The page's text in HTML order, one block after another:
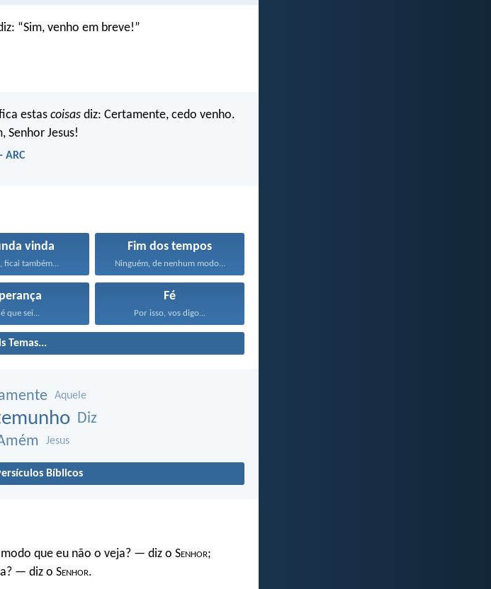
“Sim, venho em breve!”
estas coisas diz: Certamente, cedo venho.
Senhor Jesus!
ARC
vinda
ficai também...
Fim dos tempos
Ninguém, de nenhum modo...
é que sei...
Fé
Por isso, vos digo...
Temas...
Aquele
Diz
Jesus
Bíblicos
que eu não o veja? — diz o Senhor;
— diz o Senhor.